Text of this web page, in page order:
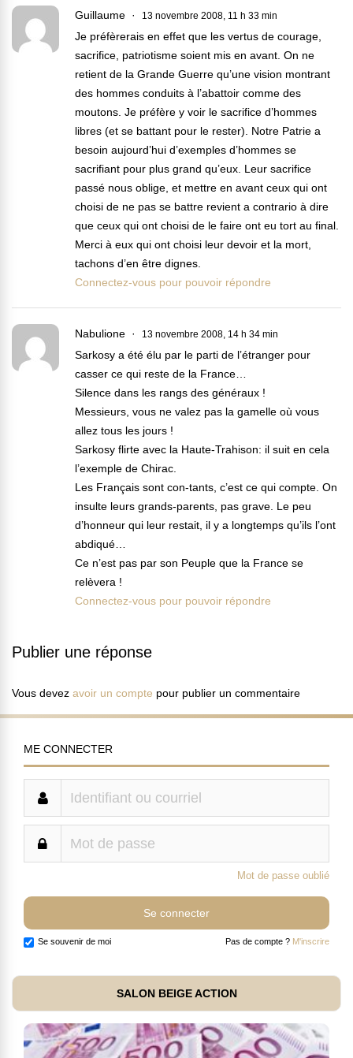
Guillaume 13 novembre 2008, 11 h 33 min
Je préfèrerais en effet que les vertus de courage,
sacrifice, patriotisme soient mis en avant. On ne
retient de la Grande Guerre qu’une vision montrant
des hommes conduits à l’abattoir comme des
moutons. Je préfère y voir le sacrifice d’hommes
libres (et se battant pour le rester). Notre Patrie a
besoin aujourd’hui d’exemples d’hommes se
sacrifiant pour plus grand qu’eux. Leur sacrifice
passé nous oblige, et mettre en avant ceux qui ont
choisi de ne pas se battre revient a contrario à dire
que ceux qui ont choisi de le faire ont eu tort au final.
Merci à eux qui ont choisi leur devoir et la mort,
tachons d’en être dignes.
Connectez-vous pour pouvoir répondre
Nabulione 13 novembre 2008, 14 h 34 min
Sarkosy a été élu par le parti de l’étranger pour
casser ce qui reste de la France…
Silence dans les rangs des généraux !
Messieurs, vous ne valez pas la gamelle où vous
allez tous les jours !
Sarkosy flirte avec la Haute-Trahison: il suit en cela
l’exemple de Chirac.
Les Français sont con-tants, c’est ce qui compte. On
insulte leurs grands-parents, pas grave. Le peu
d’honneur qui leur restait, il y a longtemps qu’ils l’ont
abdiqué…
Ce n’est pas par son Peuple que la France se
relèvera !
Connectez-vous pour pouvoir répondre
Publier une réponse
Vous devez avoir un compte pour publier un commentaire
ME CONNECTER
Mot de passe oublié
Se souvenir de moi Pas de compte ? M'inscrire
SALON BEIGE ACTION